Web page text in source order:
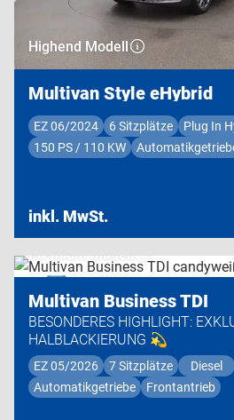
Highend Modell
Multivan Style eHybrid
EZ 06/2024 6 Sitzplätze
Plug In
150 PS / 110 KW
inkl. MwSt.
Premium Modell
Multivan Business TDI
BESONDERES HIGHLIGHT:
HALBLACKIERUNG 💫
EZ 05/2026 7 Sitzplätze Diesel
Automatikgetriebe
Frontantrieb